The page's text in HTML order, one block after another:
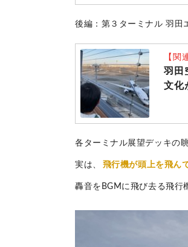
後編：第３ターミナル 羽
【関
羽田
文化
各ターミナル展望デッキの
実は、 飛行機が頭上を飛ん
轟音をBGMに飛び去る飛行